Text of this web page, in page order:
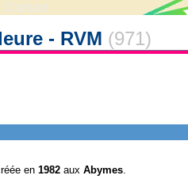
Contact
- RVM (971)
en 1982 aux Abymes.